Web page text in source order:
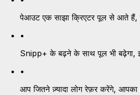
पेआउट एक साझा क्रिएटर पूल से आते हैं,
•
Snipp+ के बढ़ने के साथ पूल भी बढ़ेगा,
•
आप जितने ज़्यादा लोग रेफ़र करेंगे, आपका